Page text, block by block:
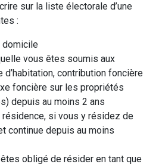
sur la liste électorale d’une
:
domicile
vous êtes soumis aux
d’habitation, contribution foncière
foncière sur les propriétés
depuis au moins 2 ans
résidence, si vous y résidez de
continue depuis au moins
obligé de résider en tant que